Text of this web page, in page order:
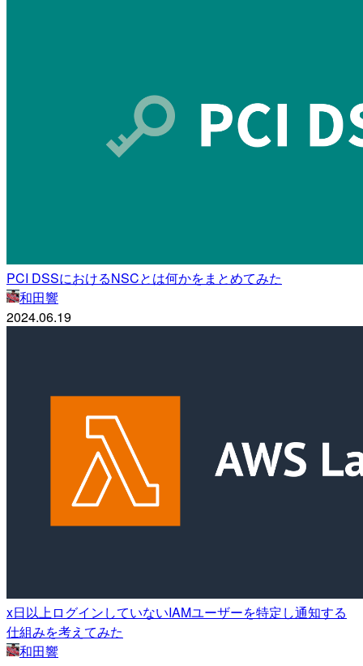
PCI DSSにおけるNSCとは何かをまとめてみた
和田響
2024.06.19
x日以上ログインしていないIAMユーザーを特定し通知する
仕組みを考えてみた
和田響